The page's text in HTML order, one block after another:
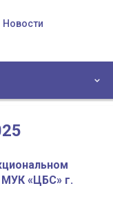
Новости
МУК «ЦБС» г.